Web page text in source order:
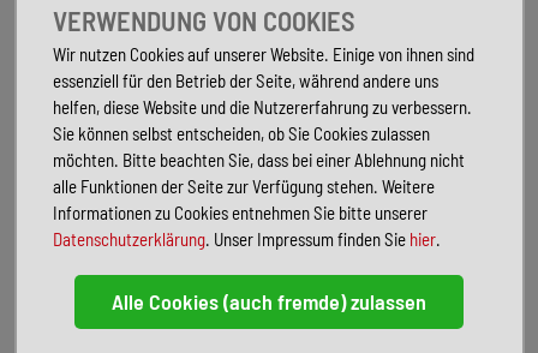
Wohnwelt-Leder Lund
Möbeldekor-Native Bamboo
Pakete:
Winterpaket Plus TI:
Wärmeisolierung Fahrerraum
Sitzheizung Fahrer & Beifahrer
Scheibenwischer System- Wet Wiper System
Lenkrad- in Leder beheizbar
Warmluft- Zusatzheizung elektrisch
ML-T CrossOver Gesamtpaket:
Gewichtsvariante 4.100 kg
Außenfarbe Aufbau Crystal-Silver-Metallic
Allradantrieb (permanent) mit Torque-on-Demand
VERWENDUNG VON COOKIES
Wir nutzen Cookies auf unserer Website. Einige von ihnen sind
essenziell für den Betrieb der Seite, während andere uns
helfen, diese Website und die Nutzererfahrung zu verbessern.
Sie können selbst entscheiden, ob Sie Cookies zulassen
möchten. Bitte beachten Sie, dass bei einer Ablehnung nicht
alle Funktionen der Seite zur Verfügung stehen. Weitere
Informationen zu Cookies entnehmen Sie bitte unserer
Datenschutzerklärung. Unser Impressum finden Sie hier.